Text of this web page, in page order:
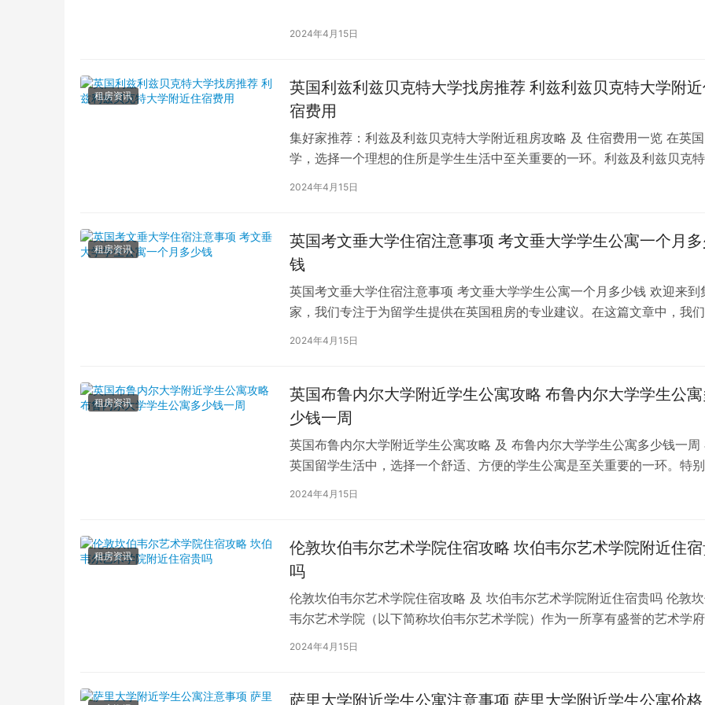
2024年4月15日
租房资讯
英国利兹利兹贝克特大学找房推荐 利兹利兹贝克特大学附
宿费用
集好家推荐：利兹及利兹贝克特大学附近租房攻略 及 住宿费用一览 在英
学，选择一个理想的住所是学生生活中至关重要的一环。利兹及利兹贝克特
学（以下简称利兹贝大）作为英国一所卓越的…
2024年4月15日
租房资讯
英国考文垂大学住宿注意事项 考文垂大学学生公寓一个月
钱
英国考文垂大学住宿注意事项 考文垂大学学生公寓一个月多少钱 欢迎来到
家，我们专注于为留学生提供在英国租房的专业建议。在这篇文章中，我们
深入探讨英国考文垂大学住宿的注意事项，以…
2024年4月15日
租房资讯
英国布鲁内尔大学附近学生公寓攻略 布鲁内尔大学学生公寓
少钱一周
英国布鲁内尔大学附近学生公寓攻略 及 布鲁内尔大学学生公寓多少钱一周
英国留学生活中，选择一个舒适、方便的学生公寓是至关重要的一环。特别
2024年4月15日
租房资讯
伦敦坎伯韦尔艺术学院住宿攻略 坎伯韦尔艺术学院附近住
吗
伦敦坎伯韦尔艺术学院住宿攻略 及 坎伯韦尔艺术学院附近住宿贵吗 伦敦
韦尔艺术学院（以下简称坎伯韦尔艺术学院）作为一所享有盛誉的艺术学府
吸引了全球各地的学子前来学习。而对于即将…
2024年4月15日
萨里大学附近学生公寓注意事项 萨里大学附近学生公寓价格